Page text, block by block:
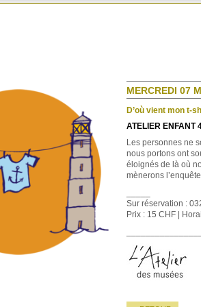
MERCREDI 07
D’où vient mon t-
ATELIER ENFANT
Les personnes ne
nous portons ont
éloignés de là où
mènerons
Sur réservation :
Prix : 15 CHF |